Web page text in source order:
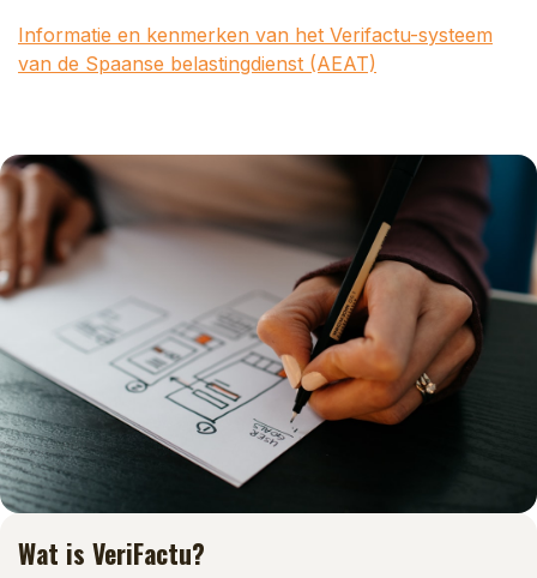
Informatie en kenmerken van het Verifactu-systeem
van de Spaanse belastingdienst (AEAT)
Wat is VeriFactu?